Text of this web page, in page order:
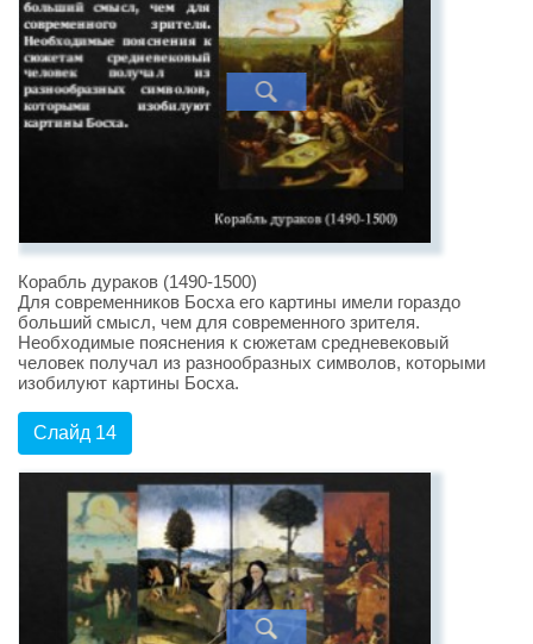
Корабль дураков (1490-1500)
Для современников Босха его картины имели гораздо
больший смысл, чем для современного зрителя.
Необходимые пояснения к сюжетам средневековый
человек получал из разнообразных символов, которыми
изобилуют картины Босха.
Слайд 14